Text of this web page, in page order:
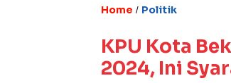
Home / Politik
KPU Kota
2024, Ini